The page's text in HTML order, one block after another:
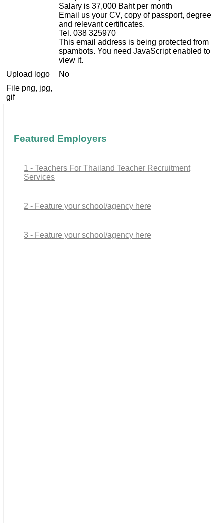
Salary is 37,000 Baht per month
Email us your CV, copy of passport, degree
and relevant certificates.
Tel. 038 325970
This email address is being protected from
spambots. You need JavaScript enabled to
view it.
Upload logo
No
File png, jpg,
gif
Featured Employers
1 - Teachers For Thailand Teacher Recruitment
Services
2 - Feature your school/agency here
3 - Feature your school/agency here